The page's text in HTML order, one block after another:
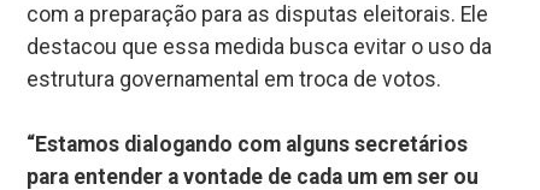
com a preparação para as disputas eleitorais. Ele
destacou que essa medida busca evitar o uso da
estrutura governamental em troca de votos.
“Estamos dialogando com alguns secretários
para entender a vontade de cada um em ser ou